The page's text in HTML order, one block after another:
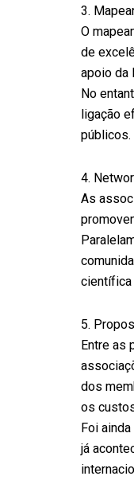
3.⁠
O
de
apoio da
No
ligação
públicos.
4.⁠
As
científica
5.⁠
Entre as
dos
os
Foi
já